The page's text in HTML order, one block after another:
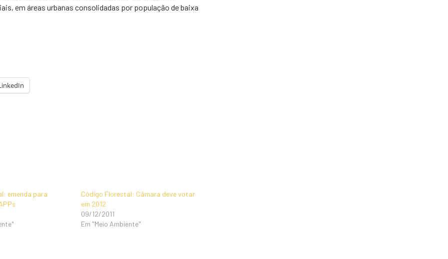
em áreas urbanas consolidadas por população de baixa
emenda para
Código Florestal: Câmara deve votar
em 2012
09/12/2011
Em "Meio Ambiente"